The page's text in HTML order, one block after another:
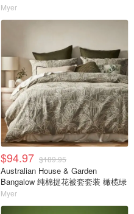
Myer
$94.97 $189.95
Australian House & Garden
Bangalow 纯棉提花被套套装 橄榄绿
Myer